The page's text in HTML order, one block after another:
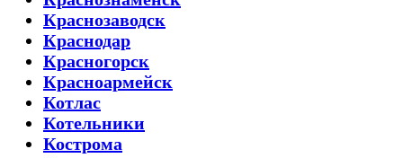
Краснозаводск
Краснодар
Красногорск
Красноармейск
Котлас
Котельники
Кострома